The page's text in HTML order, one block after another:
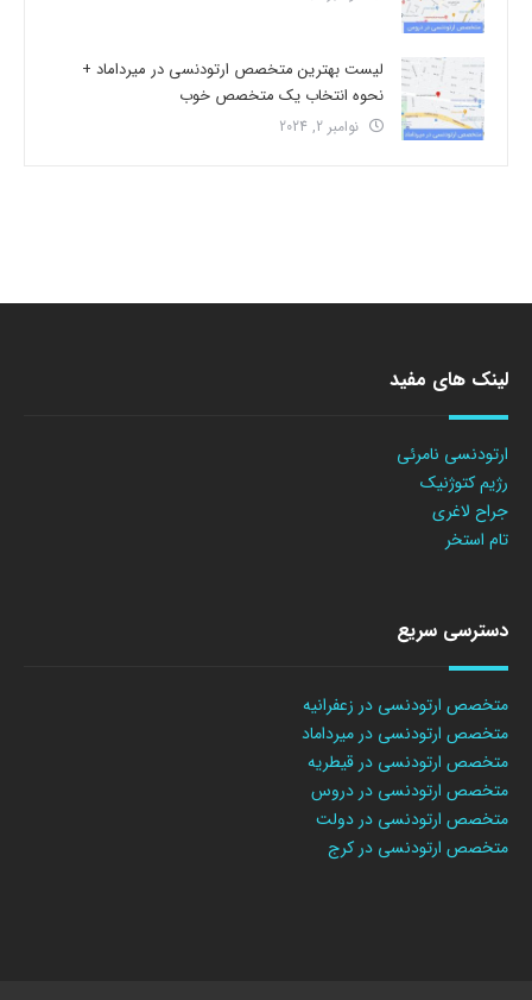
لیست بهترین متخصص ارتودنسی در میرداماد +
نحوه انتخاب یک متخصص خوب
نوامبر 2, 2024
لینک های مفید
ارتودنسی نامرئی
رژیم کتوژنیک
جراح لاغری
تام استخر
دسترسی سریع
متخصص ارتودنسی در زعفرانیه
متخصص ارتودنسی در میرداماد
متخصص ارتودنسی در قیطریه
متخصص ارتودنسی در دروس
متخصص ارتودنسی در دولت
متخصص ارتودنسی در کرج